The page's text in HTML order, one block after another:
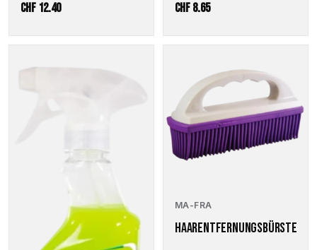
CHF 12.40 CHF8.65
MA-FRA
HAARENTFERNUNGSBÜRSTE